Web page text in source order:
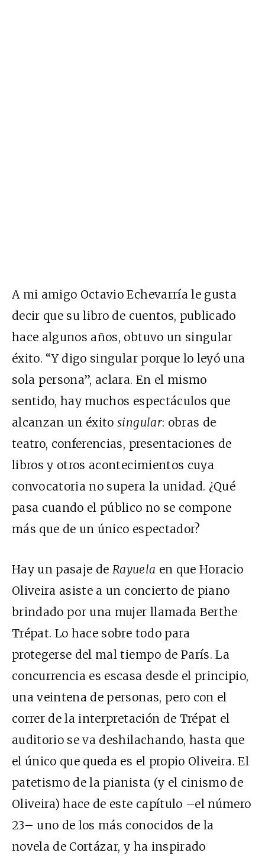
A mi amigo Octavio Echevarría le gusta
decir que su libro de cuentos, publicado
hace algunos años, obtuvo un singular
éxito. “Y digo singular porque lo leyó una
sola persona”, aclara. En el mismo
sentido, hay muchos espectáculos que
alcanzan un éxitosingular: obras de
teatro, conferencias, presentaciones de
libros y otros acontecimientos cuya
convocatoria no supera la unidad. ¿Qué
pasa cuando el público no se compone
más que de un único espectador?
Hay un pasaje de Rayuela en que Horacio
Oliveira asiste a un concierto de piano
brindado por una mujer llamada Berthe
Trépat. Lo hace sobre todo para
protegerse del mal tiempo de París. La
concurrencia es escasa desde el principio,
una veintena de personas, pero con el
correr de la interpretación de Trépat el
auditorio se va deshilachando, hasta que
el único que queda es el propio Oliveira. El
patetismo de la pianista (y el cinismo de
Oliveira) hace de este capítulo –el número
23– uno de los más conocidos de la
novela de Cortázar, y ha inspirado